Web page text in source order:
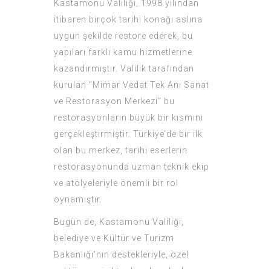
Kastamonu Valiliği, 1998 yılından
itibaren birçok tarihi konağı aslına
uygun şekilde restore ederek, bu
yapıları farklı kamu hizmetlerine
kazandırmıştır. Valilik tarafından
kurulan “Mimar Vedat Tek Anı Sanat
ve Restorasyon Merkezi” bu
restorasyonların büyük bir kısmını
gerçekleştirmiştir. Türkiye’de bir ilk
olan bu merkez, tarihi eserlerin
restorasyonunda uzman teknik ekip
ve atölyeleriyle önemli bir rol
oynamıştır.
Bugün de, Kastamonu Valiliği,
belediye ve Kültür ve Turizm
Bakanlığı’nın destekleriyle, özel